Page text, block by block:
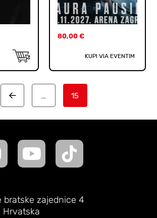
80,00 €
KUPI VIA EVENTIM
Prev … 15
bratske zajednice 4
Hrvatska